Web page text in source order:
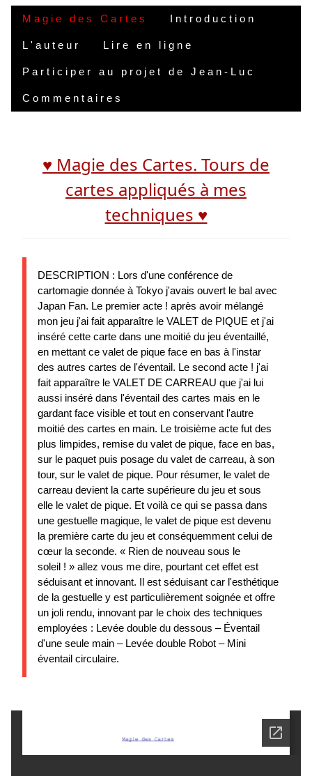
Magie des Cartes Introduction
L'auteur Lire en ligne
Participer au projet de Jean-Luc
Commentaires
♥ Magie des Cartes. Tours de
cartes appliqués à mes
techniques ♥
DESCRIPTION : Lors d'une conférence de
cartomagie donnée à Tokyo j'avais ouvert le bal avec
Japan Fan. Le premier acte ! après avoir mélangé
mon jeu j'ai fait apparaître le VALET de PIQUE et j'ai
inséré cette carte dans une moitié du jeu éventaillé,
en mettant ce valet de pique face en bas à l'instar
des autres cartes de l'éventail. Le second acte ! j'ai
fait apparaître le VALET DE CARREAU que j'ai lui
aussi inséré dans l'éventail des cartes mais en le
gardant face visible et tout en conservant l'autre
moitié des cartes en main. Le troisième acte fut des
plus limpides, remise du valet de pique, face en bas,
sur le paquet puis posage du valet de carreau, à son
tour, sur le valet de pique. Pour résumer, le valet de
carreau devient la carte supérieure du jeu et sous
elle le valet de pique. Et voilà ce qui se passa dans
une gestuelle magique, le valet de pique est devenu
la première carte du jeu et conséquemment celui de
cœur la seconde. « Rien de nouveau sous le
soleil ! » allez vous me dire, pourtant cet effet est
séduisant et innovant. Il est séduisant car l'esthétique
de la gestuelle y est particulièrement soignée et offre
un joli rendu, innovant par le choix des techniques
employées : Levée double du dessous – Éventail
d'une seule main – Levée double Robot – Mini
éventail circulaire.